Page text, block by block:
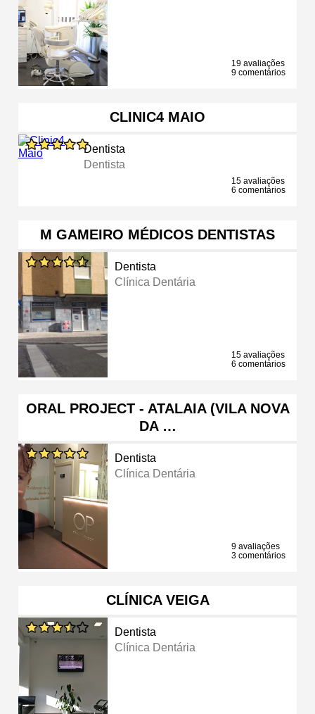
19 avaliações
9 comentários
CLINIC4 MAIO
Dentista
Dentista
15 avaliações
6 comentários
M GAMEIRO MÉDICOS DENTISTAS
Dentista
Clínica Dentária
15 avaliações
6 comentários
ORAL PROJECT - ATALAIA (VILA NOVA
DA …
Dentista
Clínica Dentária
9 avaliações
3 comentários
CLÍNICA VEIGA
Dentista
Clínica Dentária